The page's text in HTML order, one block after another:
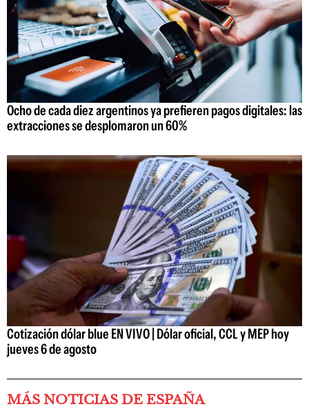
Ocho de cada diez argentinos ya prefieren pagos digitales: las
extracciones se desplomaron un 60%
Cotización dólar blue EN VIVO | Dólar oficial, CCL y MEP hoy
jueves 6 de agosto
MÁS NOTICIAS DE ESPAÑA